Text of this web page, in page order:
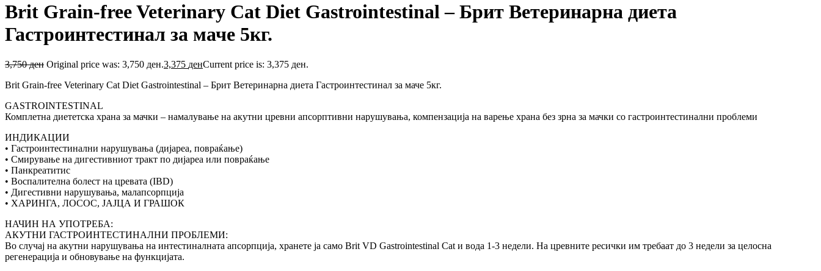
Brit Grain-free Veterinary Cat Diet Gastrointestinal – Брит Ветеринарна диета
Гастроинтестинал за маче 5кг.
3,750ден Original price was: 3,750 ден.3,375 денCurrent price is: 3,375 ден.
Brit Grain-free Veterinary Cat Diet Gastrointestinal – Брит Ветеринарна диета Гастроинтестинал за маче 5кг.
GASTROINTESTINAL
Комплетна диететска храна за мачки – намалување на акутни цревни апсорптивни нарушувања, компензација на варење храна без зрна за мачки со гастроинтестинални проблеми
ИНДИКАЦИИ
• Гастроинтестинални нарушувања (дијареа, повраќање)
• Смирување на дигестивниот тракт по дијареа или повраќање
• Панкреатитис
• Воспалителна болест на цревата (IBD)
• Дигестивни нарушувања, малапсорпција
• ХАРИНГА, ЛОСОС, ЈАЈЦА И ГРАШОК
НАЧИН НА УПОТРЕБА:
АКУТНИ ГАСТРОИНТЕСТИНАЛНИ ПРОБЛЕМИ:
Во случај на акутни нарушувања на интестиналната апсорпција, хранете ја само Brit VD Gastrointestinal Cat и вода 1-3 недели. На цревните ресички им требаат до 3 недели за целосна
регенерација и обновување на функцијата.